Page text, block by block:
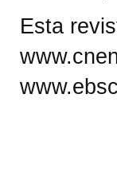
Esta